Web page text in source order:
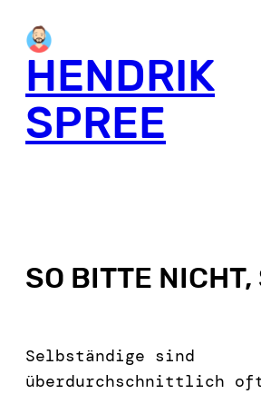
HENDRIK
SPREE
SO BITTE
Selbständige sind
überdurchschnittlich